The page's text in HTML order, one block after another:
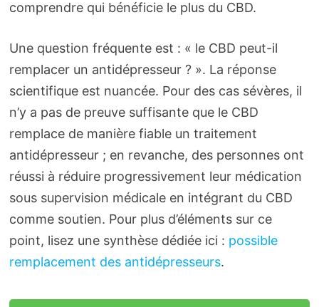
comprendre qui bénéficie le plus du CBD.
Une question fréquente est : « le CBD peut-il
remplacer un antidépresseur ? ». La réponse
scientifique est nuancée. Pour des cas sévères, il
n’y a pas de preuve suffisante que le CBD
remplace de manière fiable un traitement
antidépresseur ; en revanche, des personnes ont
réussi à réduire progressivement leur médication
sous supervision médicale en intégrant du CBD
comme soutien. Pour plus d’éléments sur ce
point, lisez une synthèse dédiée ici : possible
remplacement des antidépresseurs.